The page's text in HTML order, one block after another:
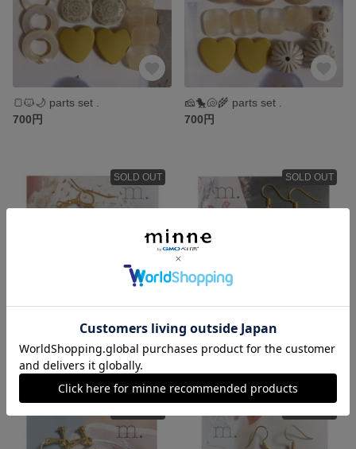
🍞🐱🌙 parts set .
700円
🧀🐤🐚🌾 parts set .
700円
SOLD OUT
white × gold 🔱 piace
500円
SOLD OUT
asymmetry 🕌 piace
500円